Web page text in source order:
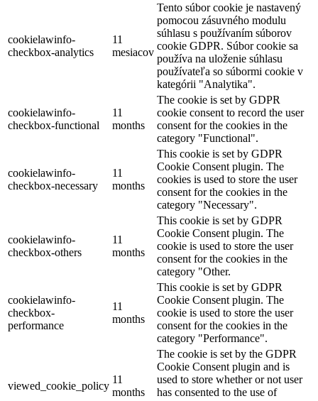
cookielawinfo-
checkbox-analytics
11
mesiacov
Tento súbor cookie je nastavený
pomocou zásuvného modulu
súhlasu s používaním súborov
cookie GDPR. Súbor cookie sa
používa na uloženie súhlasu
používateľa so súbormi cookie v
kategórii "Analytika".
cookielawinfo-
checkbox-functional
11
months
The cookie is set by GDPR
cookie consent to record the user
consent for the cookies in the
category "Functional".
cookielawinfo-
checkbox-necessary
11
months
This cookie is set by GDPR
Cookie Consent plugin. The
cookies is used to store the user
consent for the cookies in the
category "Necessary".
cookielawinfo-
checkbox-others
11
months
This cookie is set by GDPR
Cookie Consent plugin. The
cookie is used to store the user
consent for the cookies in the
category "Other.
cookielawinfo-
checkbox-
performance
11
months
This cookie is set by GDPR
Cookie Consent plugin. The
cookie is used to store the user
consent for the cookies in the
category "Performance".
viewed_cookie_policy
11
months
The cookie is set by the GDPR
Cookie Consent plugin and is
used to store whether or not user
has consented to the use of